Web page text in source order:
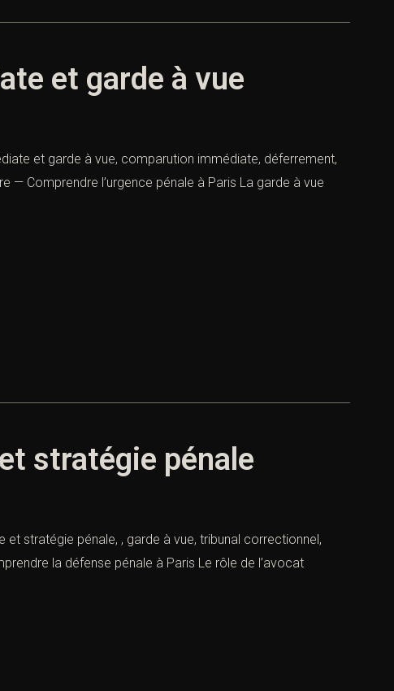
et garde à vue
et garde à vue, comparution immédiate, déferrement,
— Comprendre l’urgence pénale à Paris La garde à vue
stratégie pénale
stratégie pénale, , garde à vue, tribunal correctionnel,
la défense pénale à Paris Le rôle de l’avocat